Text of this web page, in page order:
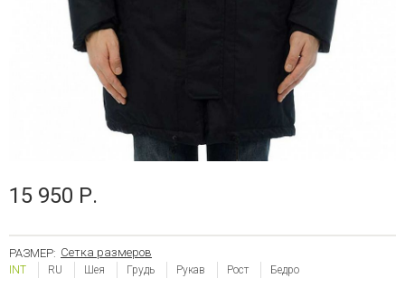
15 950 Р.
РАЗМЕР: Сетка размеров
INT RU Шея Грудь Рукав Рост Бедро